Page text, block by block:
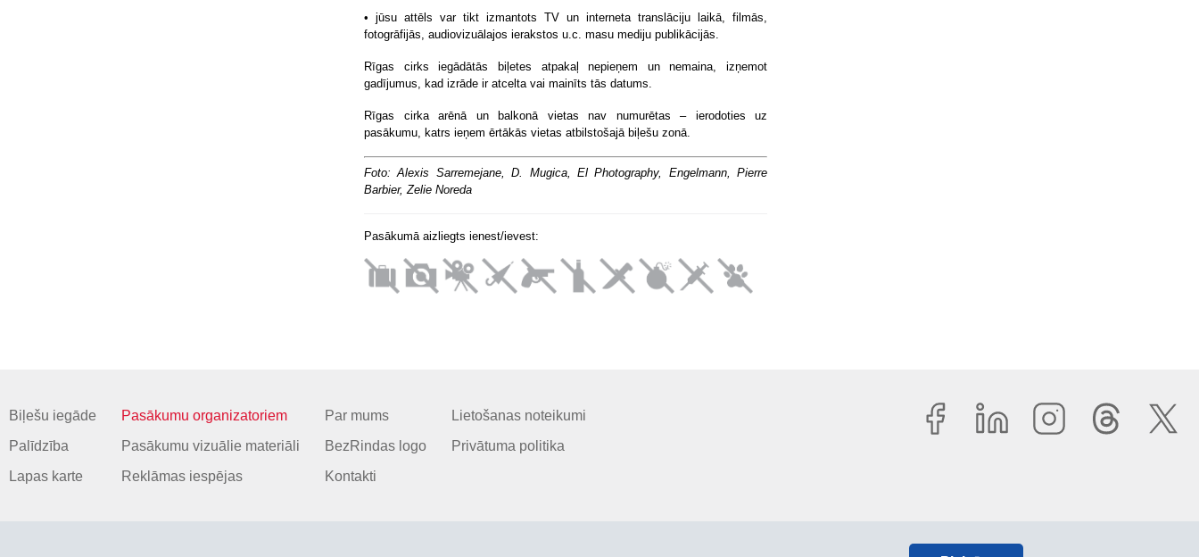
• jūsu attēls var tikt izmantots TV un interneta translāciju laikā, filmās,
fotogrāfijās, audiovizuālajos ierakstos u.c. masu mediju publikācijās.
Rīgas cirks iegādātās biļetes atpakaļ nepieņem un nemaina, izņemot
gadījumus, kad izrāde ir atcelta vai mainīts tās datums.
Rīgas cirka arēnā un balkonā vietas nav numurētas – ierodoties uz
pasākumu, katrs ieņem ērtākās vietas atbilstošajā biļešu zonā.
Foto: Alexis Sarremejane, D. Mugica, El Photography, Engelmann, Pierre
Barbier, Zelie Noreda
Pasākumā aizliegts ienest/ievest:
Biļešu iegāde
Palīdzība
Lapas karte
Pasākumu organizatoriem
Pasākumu vizuālie materiāli
Reklāmas iespējas
Par mums
BezRindas logo
Kontakti
Lietošanas noteikumi
Privātuma politika